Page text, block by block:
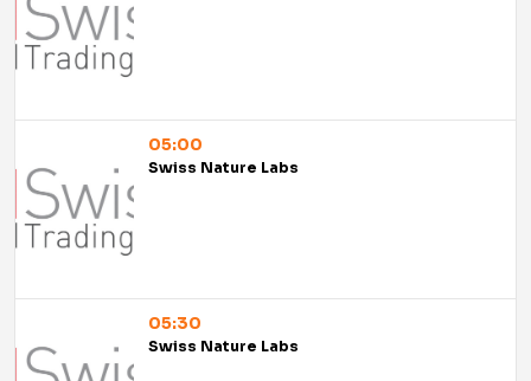
05:00
Swiss Nature Labs
05:30
Swiss Nature Labs